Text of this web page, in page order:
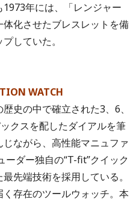
年には、「レンジャー
化させたブレスレットを備
していた。
WATCH
史の中で確立された3、6、
クスを配したダイアルを筆
ながら、高性能マニュファ
ーダー独自の“T-fit”クイック
先端技術を採用している。
存在のツールウォッチ。本